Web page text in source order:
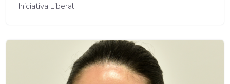
Iniciativa Liberal